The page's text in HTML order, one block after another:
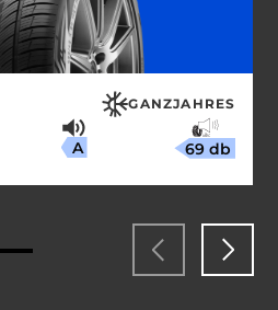
GANZJAHRES
A 69 db